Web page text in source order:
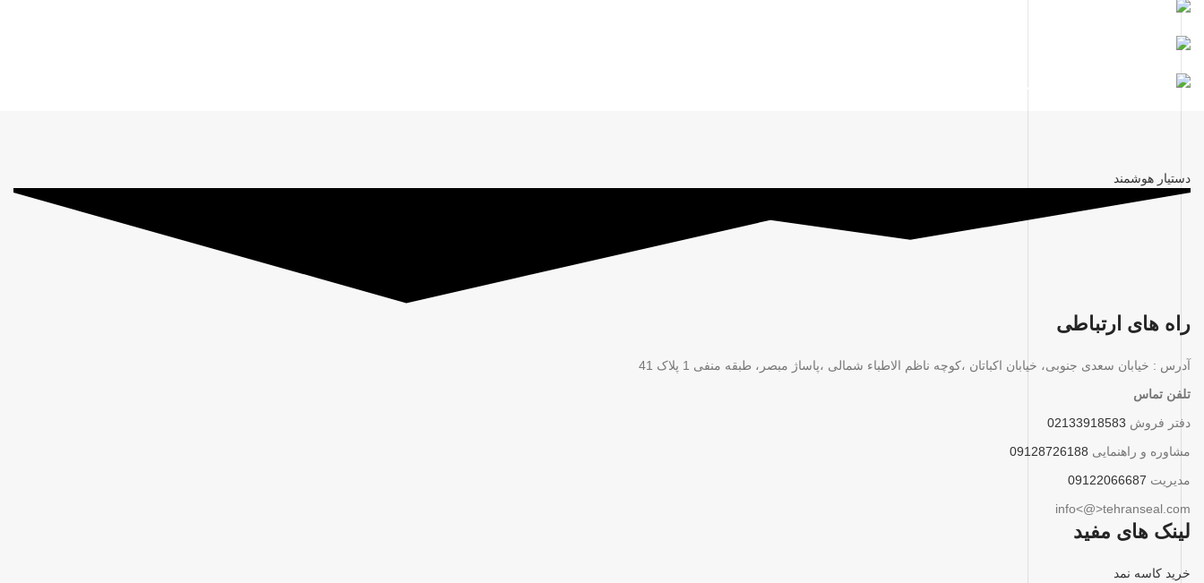
دستیار هوشمند
راه های ارتباطی
آدرس : خیابان سعدی جنوبی، خیابان اکباتان ،کوچه ناظم الاطباء شمالی ،پاساژ مبصر، طبقه منفی 1 پلاک 41
تلفن تماس
دفتر فروش 02133918583
مشاوره و راهنمایی 09128726188
مدیریت 09122066687
info<@>tehranseal.com
لینک های مفید
خرید کاسه نمد